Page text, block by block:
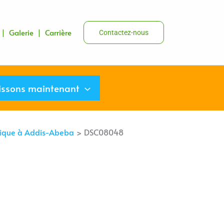
| Galerie | Carrière Contactez-nous
maintenant
à Addis-Abeba DSC08048